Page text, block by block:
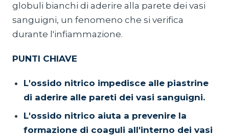
globuli bianchi di aderire alla parete dei vasi
sanguigni, un fenomeno che si verifica
durante l'infiammazione.
PUNTI CHIAVE
L'ossido nitrico impedisce alle piastrine
di aderire alle pareti dei vasi sanguigni.
L'ossido nitrico aiuta a prevenire la
formazione di coaguli all'interno dei vasi